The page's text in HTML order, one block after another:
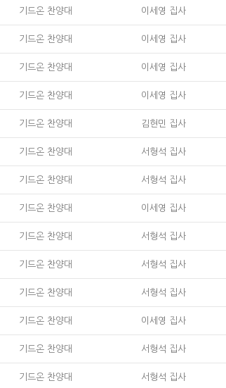
기드온 찬양대 이세영 집사
기드온 찬양대 이세영 집사
기드온 찬양대 이세영 집사
기드온 찬양대 이세영 집사
기드온 찬양대 김현민 집사
기드온 찬양대 서형석 집사
기드온 찬양대 서형석 집사
기드온 찬양대 이세영 집사
기드온 찬양대 서형석 집사
기드온 찬양대 서형석 집사
기드온 찬양대 서형석 집사
기드온 찬양대 이세영 집사
기드온 찬양대 서형석 집사
기드온 찬양대 서형석 집사